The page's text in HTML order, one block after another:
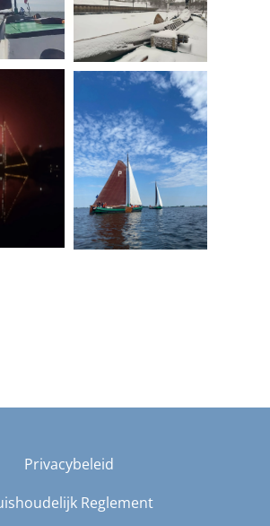
Privacybeleid
Reglement